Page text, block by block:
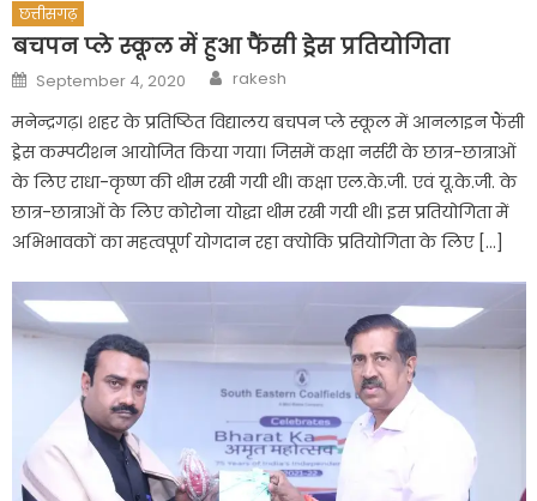
छत्तीसगढ़
बचपन प्ले स्कूल में हुआ फैंसी ड्रेस प्रतियोगिता
Posted
on
September 4, 2020 Author
rakesh
मनेन्द्रगढ़। शहर के प्रतिष्ठित विद्यालय बचपन प्ले स्कूल में आनलाइन फैंसी
ड्रेस कम्पटीशन आयोजित किया गया। जिसमें कक्षा नर्सरी के छात्र-छात्राओं
के लिए राधा-कृष्ण की थीम रखी गयी थी। कक्षा एल.के.जी. एवं यू.के.जी. के
छात्र-छात्राओं के लिए कोरोना योद्धा थीम रखी गयी थी। इस प्रतियोगिता में
अभिभावकों का महत्वपूर्ण योगदान रहा क्योकि प्रतियोगिता के लिए […]